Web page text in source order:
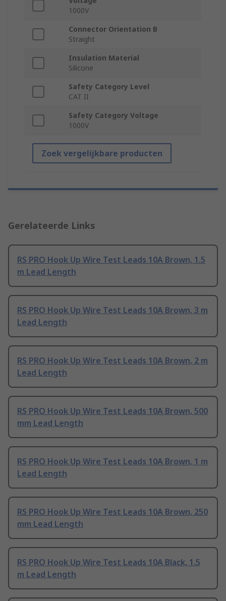
1000V
Connector Orientation B
Straight
Insulation Material
Silicone
Safety Category Level
CAT II
Safety Category Voltage
1000V
Zoek vergelijkbare producten
Gerelateerde Links
RS PRO Hook Up Wire Test Leads 10A Brown, 1.5
m Lead Length
RS PRO Hook Up Wire Test Leads 10A Brown, 3 m
Lead Length
RS PRO Hook Up Wire Test Leads 10A Brown, 2 m
Lead Length
RS PRO Hook Up Wire Test Leads 10A Brown, 500
mm Lead Length
RS PRO Hook Up Wire Test Leads 10A Brown, 1 m
Lead Length
RS PRO Hook Up Wire Test Leads 10A Brown, 250
mm Lead Length
RS PRO Hook Up Wire Test Leads 10A Black, 1.5
m Lead Length